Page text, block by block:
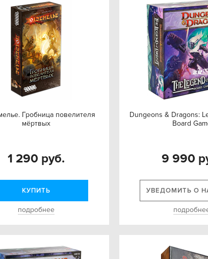
Гробница повелителя
мёртвых
1 290 руб.
КУПИТЬ
подробнее
Dungeons & Dragons:
Board
9 990
УВЕДОМИТЬ О